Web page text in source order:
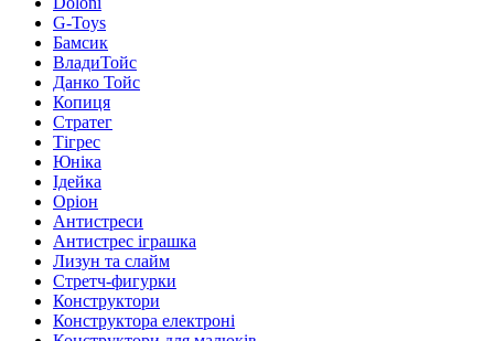
G-Toys
Бамсик
ВладиТойс
Данко Тойс
Копиця
Стратег
Тігрес
Юніка
Ідейка
Оріон
Антистреси
Антистрес іграшка
Лизун та слайм
Стретч-фигурки
Конструктори
Конструктора електроні